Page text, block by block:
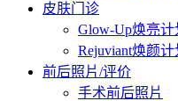
皮肤门诊
Glow-Up焕亮计
Rejuviant焕颜计
前后照片/评价
手术前后照片